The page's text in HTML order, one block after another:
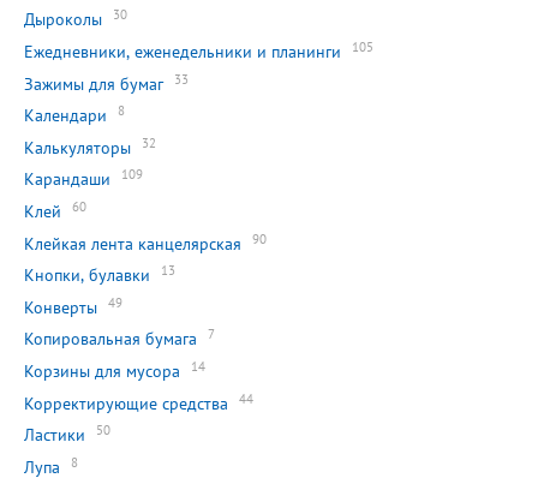
Дыроколы 30
Ежедневники, еженедельники и планинги 105
Зажимы для бумаг 33
Календари 8
Калькуляторы 32
Карандаши 109
Клей 60
Клейкая лента канцелярская 90
Кнопки, булавки 13
Конверты 49
Копировальная бумага 7
Корзины для мусора 14
Корректирующие средства 44
Ластики 50
Лупа 8